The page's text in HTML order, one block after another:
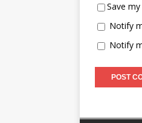
Save
Notify
Notify